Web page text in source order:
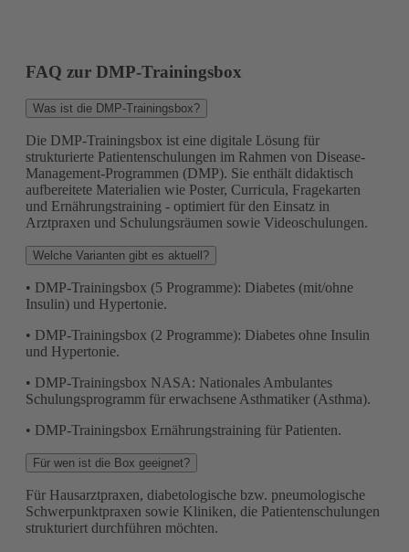
FAQ zur DMP-Trainingsbox
Was ist die DMP-Trainingsbox?
Die DMP-Trainingsbox ist eine digitale Lösung für
strukturierte Patientenschulungen im Rahmen von Disease-
Management-Programmen (DMP). Sie enthält didaktisch
aufbereitete Materialien wie Poster, Curricula, Fragekarten
und Ernährungstraining - optimiert für den Einsatz in
Arztpraxen und Schulungsräumen sowie Videoschulungen.
Welche Varianten gibt es aktuell?
• DMP-Trainingsbox (5 Programme): Diabetes (mit/ohne
Insulin) und Hypertonie.
• DMP-Trainingsbox (2 Programme): Diabetes ohne Insulin
und Hypertonie.
• DMP-Trainingsbox NASA: Nationales Ambulantes
Schulungsprogramm für erwachsene Asthmatiker (Asthma).
• DMP-Trainingsbox Ernährungstraining für Patienten.
Für wen ist die Box geeignet?
Für Hausarztpraxen, diabetologische bzw. pneumologische
Schwerpunktpraxen sowie Kliniken, die Patientenschulungen
strukturiert durchführen möchten.